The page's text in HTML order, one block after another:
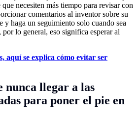
necesiten más tiempo para revisar con
comentarios al inventor sobre su
y haga un seguimiento solo cuando sea
lo general, eso significa esperar al
aquí se explica cómo evitar ser
nunca llegar a las
para poner el pie en